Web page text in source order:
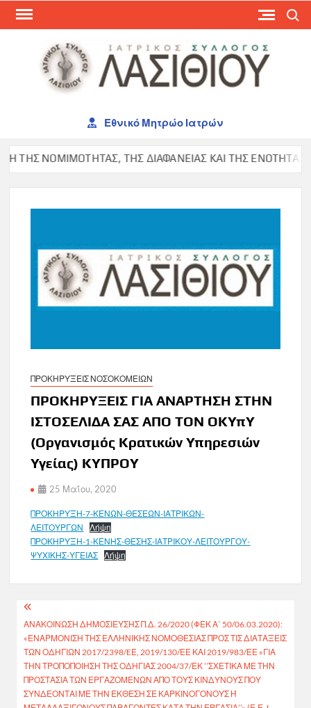
Skip
Εθνικό Μητρώο Ιατρών
ΝΟΜΙΜΟΤΗΤΑΣ, ΤΗΣ ΔΙΑΦΑΝΕΙΑΣ ΚΑΙ ΤΗΣ ΕΝΟΤΗΤΑΣ
ΠΡΟΚΗΡΥΞΕΙΣ ΝΟΣΟΚΟΜΕΙΩΝ
ΠΡΟΚΗΡΥΞΕΙΣ ΓΙΑ ΑΝΑΡΤΗΣΗ ΣΤΗΝ
ΙΣΤΟΣΕΛΙΔΑ ΣΑΣ ΑΠΟ ΤΟΝ ΟΚΥπΥ
(Οργανισμός Κρατικών Υπηρεσιών
Υγείας) ΚΥΠΡΟΥ
25 Μαΐου, 2020
ΠΡΟΚΗΡΥΞΗ-7-ΚΕΝΩΝ-ΘΕΣΕΩΝ-ΙΑΤΡΙΚΩΝ-
ΛΕΙΤΟΥΡΓΩΝ
Λήψη
ΠΡΟΚΗΡΥΞΗ-1-ΚΕΝΗΣ-ΘΕΣΗΣ-ΙΑΤΡΙΚΟΥ-ΛΕΙΤΟΥΡΓΟΥ-
ΨΥΧΙΚΗΣ-ΥΓΕΙΑΣ
Λήψη
Πλοήγηση
άρθρων
ΑΝΑΚΟΊΝΩΣΗ ΔΗΜΟΣΊΕΥΣΗΣ Π.Δ. 26/2020 (ΦΕΚ Α΄ 50/06.03.2020):
«ΕΝΑΡΜΌΝΙΣΗ ΤΗΣ ΕΛΛΗΝΙΚΉΣ ΝΟΜΟΘΕΣΊΑΣ ΠΡΟΣ ΤΙΣ ΔΙΑΤΆΞΕΙΣ
ΤΩΝ ΟΔΗΓΙΏΝ 2017/2398/EΕ, 2019/130/ΕΕ ΚΑΙ 2019/983/ΕΕ «ΓΙΑ
ΤΗΝ ΤΡΟΠΟΠΟΊΗΣΗ ΤΗΣ ΟΔΗΓΊΑΣ 2004/37/ΕΚ ’’ΣΧΕΤΙΚΆ ΜΕ ΤΗΝ
ΠΡΟΣΤΑΣΊΑ ΤΩΝ ΕΡΓΑΖΟΜΈΝΩΝ ΑΠΌ ΤΟΥΣ ΚΙΝΔΎΝΟΥΣ ΠΟΥ
ΣΥΝΔΈΟΝΤΑΙ ΜΕ ΤΗΝ ΈΚΘΕΣΗ ΣΕ ΚΑΡΚΙΝΟΓΌΝΟΥΣ Ή Μ